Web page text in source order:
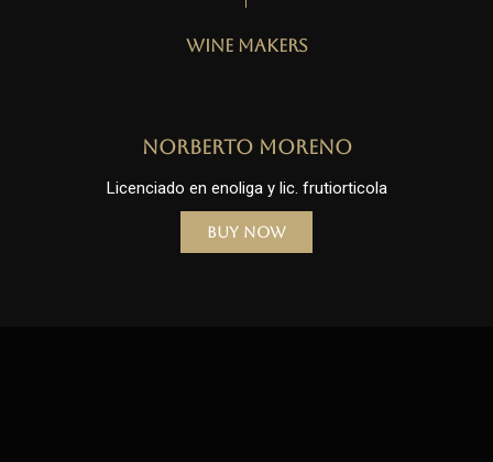
Wine Makers
Norberto Moreno
Licenciado en enoliga y lic. frutiorticola
Buy Now